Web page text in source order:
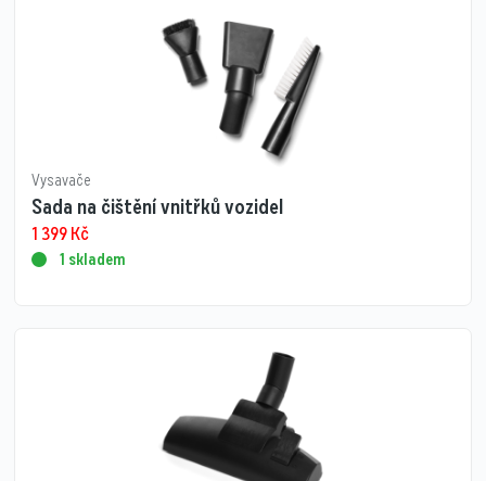
Vysavače
Sada na čištění vnitřků vozidel
1 399Kč
1 skladem